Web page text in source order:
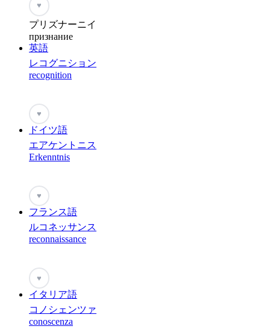
♥
プリズナーニイ
признание
英語
レコグニション
recognition
♥
ドイツ語
エアケントニス
Erkenntnis
♥
フランス語
ルコネッサンス
reconnaissance
♥
イタリア語
コノシェンツァ
conoscenza